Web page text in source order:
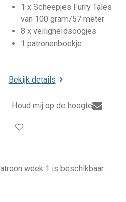
1 x Scheepjes Furry Tales
van 100 gram/57 meter
8 x veiligheidsoogjes
1 patronenboekje
Bekijk details
Houd mij op de hoogte
week 1 is beschikbaar ....